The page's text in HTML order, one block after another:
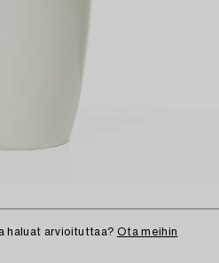
haluat arvioituttaa? Ota meihin